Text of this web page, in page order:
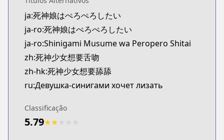
Kitsu
https://kitsu.app/manga/74176
CDJapan
CDJapan
https://www.anime-planet.com/manga/https://
MangaUpdates
MangaUpdates
https://www.mangaupdates.com/
Book☆Walker
https://bookwalker.jp/series/286918
ja:死神娘はぺろぺろしたい
ja-ro:死神娘はぺろぺろしたい
ja-ro:Shinigami Musume wa Peropero Shitai
zh:死神少女想要舌吻
zh-hk:死神少女想要舔舔
ru:Девушка-cинигами хочет лизать
Classificação
5.79★★